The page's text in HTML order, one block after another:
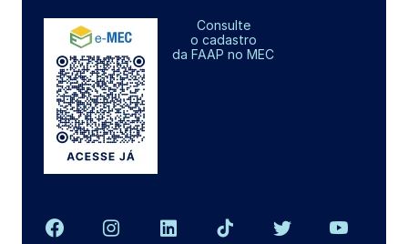
Consulte
o cadastro
da FAAP no MEC